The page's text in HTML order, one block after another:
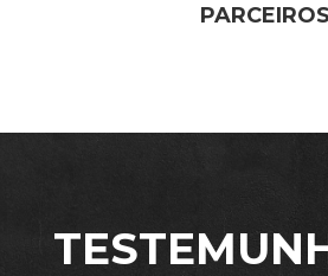
PARCEIROS